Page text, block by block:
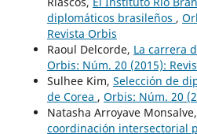
diplomáticos brasileños ,
Revista Orbis
Raoul Delcorde, La carrera
Orbis: Núm. 20 (2015):
Sulhee Kim, Selección de
de Corea , Orbis: Núm. 20
Natasha Arroyave Monsalve,
coordinación intersectorial